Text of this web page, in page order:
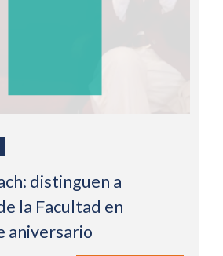
distinguen a
la Facultad en
aniversario